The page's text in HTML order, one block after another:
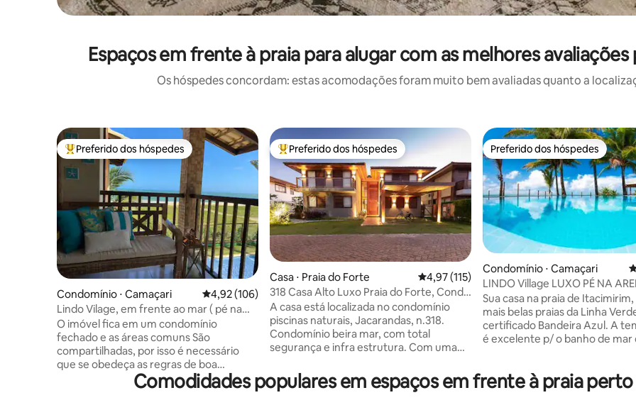
Espaços em frente à praia para alugar com as melhores
Os hóspedes concordam: estas acomodações foram muito bem avaliadas quanto a
Entre os melhores preferidos dos hóspedes
Preferido dos hóspedes
Condomínio ⋅ Camaçari 4,92 de uma avaliação média de 5, 106 avaliações
4,92 (106)
Lindo Vilage, em frente ao mar ( pé na
areia).
O imóvel fica em um condomínio
fechado e as áreas comuns São
compartilhadas, por isso é necessário
que se obedeça as regras de boa
convivência impostas pelo condomínio.
O condomínio possui churrasqueira, mini
Entre os melhores preferidos dos hóspedes
Preferido dos hóspedes
Casa ⋅ Praia do Forte 4,97 de uma avaliação média de 5, 115
4,97 (115)
318 Casa Alto Luxo Praia do Forte, Cond.
Beira Mar
A casa está localizada no condomínio
piscinas naturais, Jacarandas, n.318.
Condomínio beira mar, com total
segurança e infra estrutura. Com uma
totalmente integrada, inclusive com a
natureza. O condomínio tem clube,
Preferido dos hóspedes
Preferido dos hóspedes
Condomínio ⋅ Camaçari
LINDO Village LUXO PÉ NA
Varanda Frente Mar
Sua casa na praia de
mais belas praias da Linha
certificado Bandeira Azul. A
é excelente p/ o banho de mar
piscinas naturais, c/ acesso
praia, bela piscina e excelente
Comodidades populares em espaços em frente à praia